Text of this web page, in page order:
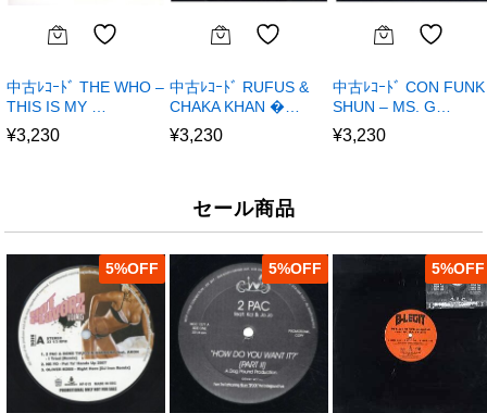
中古ﾚｺｰﾄﾞ THE WHO –
THIS IS MY …
¥3,230
中古ﾚｺｰﾄﾞ RUFUS &
CHAKA KHAN �…
¥3,230
中古ﾚｺｰﾄﾞ CON FUNK
SHUN – MS. G…
¥3,230
セール商品
5% 5% 5%